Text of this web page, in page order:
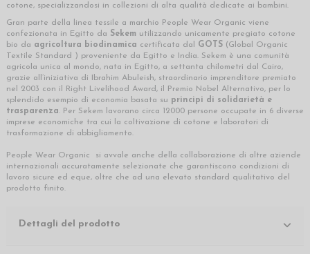
cotone, specializzandosi in collezioni di alta qualità dedicate ai bambini.
Gran parte della linea tessile a marchio People Wear Organic viene
confezionata in Egitto da Sekem utilizzando unicamente pregiato cotone
bio da agricoltura biodinamica certificata dal GOTS (Global Organic
Textile Standard ) proveniente da Egitto e India. Sekem è una comunità
agricola unica al mondo, nata in Egitto, a settanta chilometri dal Cairo,
grazie all’iniziativa di Ibrahim Abuleish, straordinario imprenditore premiato
nel 2003 con il Right Livelihood Award, il Premio Nobel Alternativo, per lo
splendido esempio di economia basata su principi di solidarietà e
trasparenza. Per Sekem lavorano circa 12000 persone occupate in 6 diverse
imprese economiche tra cui la coltivazione di cotone e laboratori di
trasformazione di abbigliamento.
People Wear Organic si avvale anche della collaborazione di altre aziende
internazionali accuratamente selezionate che garantiscono condizioni di
lavoro sicure ed eque, oltre che ad una elevato standard qualitativo del
prodotto finito.
Dettagli del prodotto